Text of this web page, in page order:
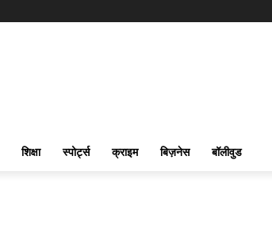
शिक्षा स्पोर्ट्स क्राइम बिज़नेस बॉलीवुड